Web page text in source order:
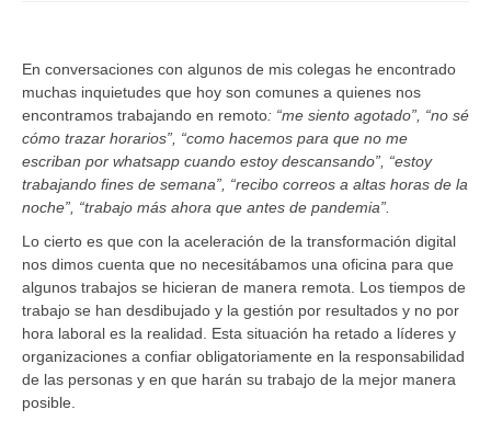
En conversaciones con algunos de mis colegas he encontrado
muchas inquietudes que hoy son comunes a quienes nos
encontramos trabajando en remoto: “me siento agotado”, “no sé
cómo trazar horarios”, “como hacemos para que no me
escriban por whatsapp cuando estoy descansando”, “estoy
trabajando fines de semana”, “recibo correos a altas horas de la
noche”, “trabajo más ahora que antes de pandemia”.
Lo cierto es que con la aceleración de la transformación digital
nos dimos cuenta que no necesitábamos una oficina para que
algunos trabajos se hicieran de manera remota. Los tiempos de
trabajo se han desdibujado y la gestión por resultados y no por
hora laboral es la realidad. Esta situación ha retado a líderes y
organizaciones a confiar obligatoriamente en la responsabilidad
de las personas y en que harán su trabajo de la mejor manera
posible.